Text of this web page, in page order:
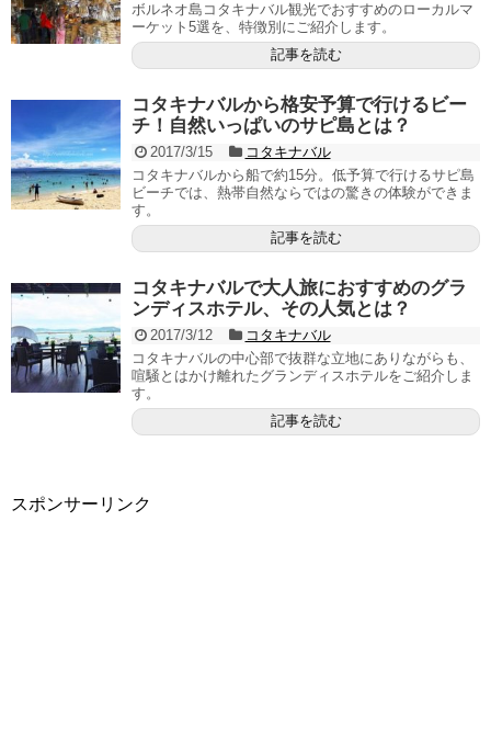
ボルネオ島コタキナバル観光でおすすめのローカルマ
ーケット5選を、特徴別にご紹介します。
記事を読む
コタキナバルから格安予算で行けるビー
チ！自然いっぱいのサピ島とは？
2017/3/15
コタキナバル
コタキナバルから船で約15分。低予算で行けるサピ島
ビーチでは、熱帯自然ならではの驚きの体験ができま
す。
記事を読む
コタキナバルで大人旅におすすめのグラ
ンディスホテル、その人気とは？
2017/3/12
コタキナバル
コタキナバルの中心部で抜群な立地にありながらも、
喧騒とはかけ離れたグランディスホテルをご紹介しま
す。
記事を読む
スポンサーリンク